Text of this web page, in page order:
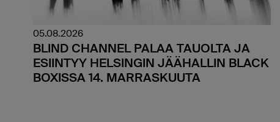
05.08.2026
BLIND CHANNEL PALAA TAUOLTA JA
ESIINTYY HELSINGIN JÄÄHALLIN BLACK
BOXISSA 14. MARRASKUUTA